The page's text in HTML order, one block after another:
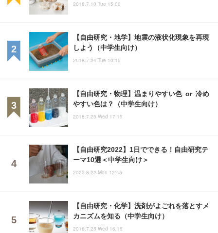
2018.7.10 Tue 15:00
【自由研究・地学】地震の液状化現象を再現
しよう（中学生向け）
2018.7.24 Tue 10:15
【自由研究・物理】温まりやすい色 or 冷め
やすい色は？（中学生向け）
2018.7.25 Wed 17:15
【自由研究2022】1日でできる！自由研究テ
ーマ10選＜中学生向け＞
2022.8.22 Mon 12:45
【自由研究・化学】洗剤がよごれを落とすメ
カニズムを知る（中学生向け）
2018.7.25 Wed 16:15